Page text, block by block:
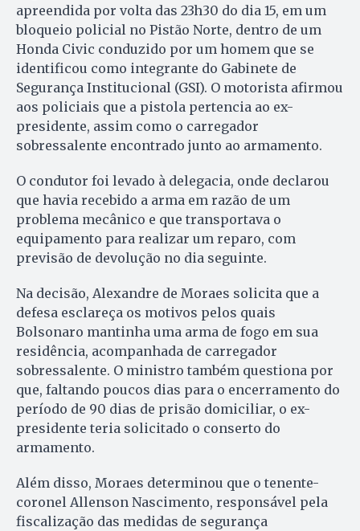
apreendida por volta das 23h30 do dia 15, em um
bloqueio policial no Pistão Norte, dentro de um
Honda Civic conduzido por um homem que se
identificou como integrante do Gabinete de
Segurança Institucional (GSI). O motorista afirmou
aos policiais que a pistola pertencia ao ex-
presidente, assim como o carregador
sobressalente encontrado junto ao armamento.
O condutor foi levado à delegacia, onde declarou
que havia recebido a arma em razão de um
problema mecânico e que transportava o
equipamento para realizar um reparo, com
previsão de devolução no dia seguinte.
Na decisão, Alexandre de Moraes solicita que a
defesa esclareça os motivos pelos quais
Bolsonaro mantinha uma arma de fogo em sua
residência, acompanhada de carregador
sobressalente. O ministro também questiona por
que, faltando poucos dias para o encerramento do
período de 90 dias de prisão domiciliar, o ex-
presidente teria solicitado o conserto do
armamento.
Além disso, Moraes determinou que o tenente-
coronel Allenson Nascimento, responsável pela
fiscalização das medidas de segurança